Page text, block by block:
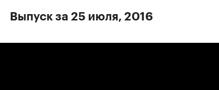
Выпуск за 25 июля, 2016